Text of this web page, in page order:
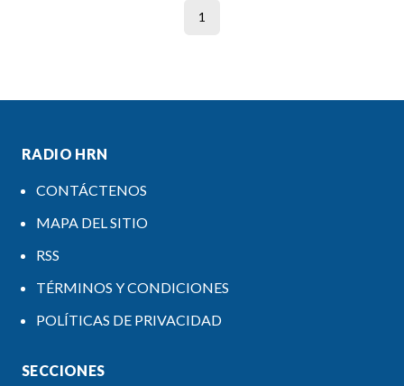
1
RADIO HRN
CONTÁCTENOS
MAPA DEL SITIO
RSS
TÉRMINOS Y CONDICIONES
POLÍTICAS DE PRIVACIDAD
SECCIONES